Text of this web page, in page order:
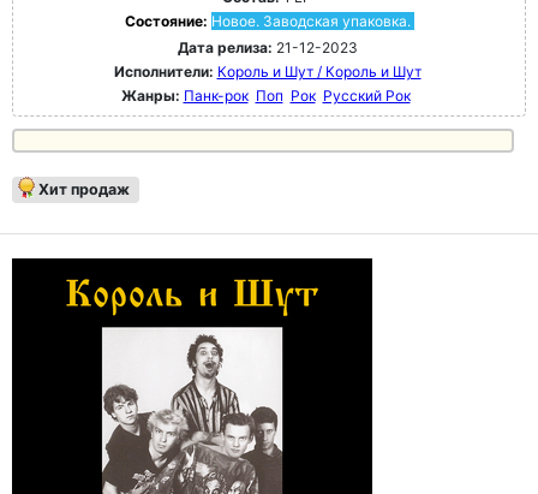
Состояние: Новое. Заводская упаковка.
Дата релиза: 21-12-2023
Исполнители: Король и Шут / Король и Шут
Жанры: Панк-рок Поп Рок Русский Рок
Хит продаж